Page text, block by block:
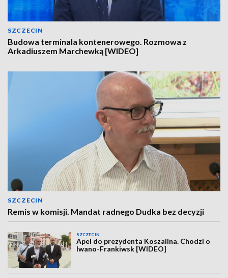
SZCZECIN
Budowa terminala kontenerowego. Rozmowa z
Arkadiuszem Marchewką [WIDEO]
SZCZECIN
Remis w komisji. Mandat radnego Dudka bez decyzji
SZCZECIN
Apel do prezydenta Koszalina. Chodzi o
Iwano-Frankiwsk [WIDEO]